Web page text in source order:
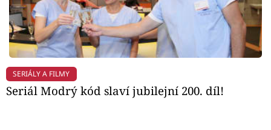
Přihlášení
Sledujte nás
SERIÁLY A FILMY
Seriál Modrý kód slaví jubilejní 200. díl!